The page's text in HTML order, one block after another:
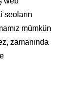
seoların
mümkün
zamanında